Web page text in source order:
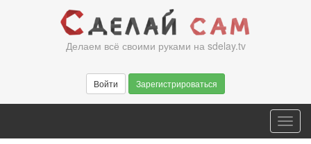
Делаем всё своими руками на sdelay.tv
Войти Зарегистрироваться